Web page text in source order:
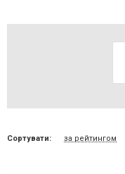
Сортувати: за рейтингом